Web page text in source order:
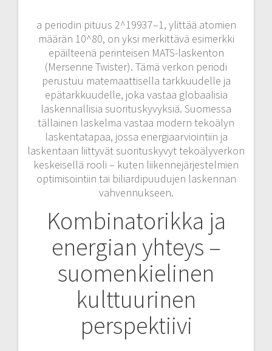
a periodin pituus 2^19937–1, ylittää atomien
määrän 10^80, on yksi merkittävä esimerkki
epäilteenä perinteisen MATS-laskenton
(Mersenne Twister). Tämä verkon periodi
perustuu matemaattisella tarkkuudelle ja
epätarkkuudelle, joka vastaa globaalisia
laskennallisia suorituskyvyksiä. Suomessa
tällainen laskelma vastaa modern tekoälyn
laskentatapaa, jossa energiaarviointiin ja
laskentaan liittyvät suorituskyvyt tekoälyverkon
keskeisellä rooli – kuten liikennejärjestelmien
optimisointiin tai biliardipuudujen laskennan
vahvennukseen.
Kombinatorikka ja
energian yhteys –
suomenkielinen
kulttuurinen
perspektiivi